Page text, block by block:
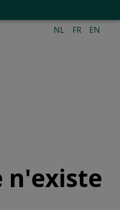
NL FR EN
n'existe